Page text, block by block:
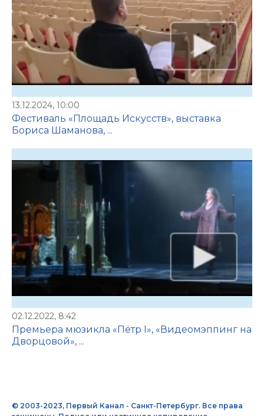
13.12.2024, 10:00
Фестиваль «Площадь Искусств», выставка
Бориса Шаманова, ...
02.12.2022, 8:42
Премьера мюзикла «Пётр I», «Видеомэппинг на
Дворцовой», ...
© 2003-2023, Первый Канал - Санкт-Петербург. Все права